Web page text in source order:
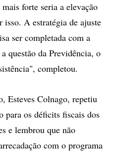
forte seria a elevação
isso. A estratégia de ajuste
ser completada com a
questão da Previdência, o
completou.
Esteves Colnago, repetiu
para os déficits fiscais dos
e lembrou que não
com o programa